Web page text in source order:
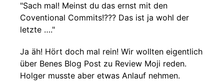
"Sach mal! Meinst du das ernst mit den
Coventional Commits!??? Das ist ja wohl der
letzte …."
Ja äh! Hört doch mal rein! Wir wollten eigentlich
über Benes Blog Post zu Review Moji reden.
Holger musste aber etwas Anlauf nehmen.